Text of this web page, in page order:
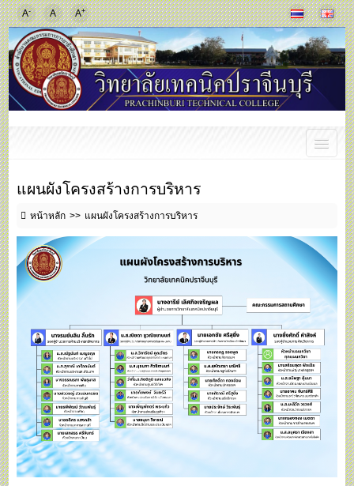
A- A A+
แผนผังโครงสร้างการบริหาร
หน้าหลัก แผนผังโครงสร้างการบริหาร